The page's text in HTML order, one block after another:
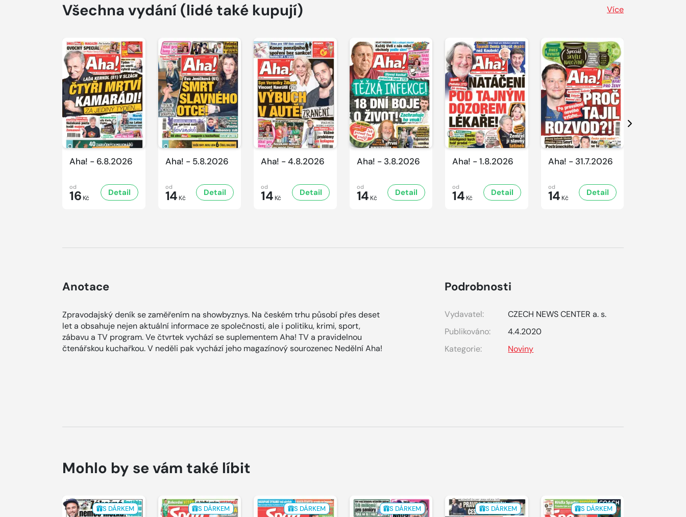
Všechna vydání (lidé také kupují) Více
Aha! - 6.8.2026
od
16 Kč
Detail
Aha! - 5.8.2026
od
14 Kč
Detail
Aha! - 4.8.2026
od
14 Kč
Detail
Aha! - 3.8.2026
od
14 Kč
Detail
Aha! - 1.8.2026
od
14 Kč
Detail
Aha! - 31.7.2026
od
14 Kč
Detail
Další
Anotace
Zpravodajský deník se zaměřením na showbyznys. Na českém trhu působí přes deset
let a obsahuje nejen aktuální informace ze společnosti, ale i politiku, krimi, sport,
zábavu a TV program. Ve čtvrtek vychází se suplementem Aha! TV a pravidelnou
čtenářskou kuchařkou. V neděli pak vychází jeho magazínový sourozenec Nedělní Aha!
Podrobnosti
Vydavatel:
CZECH NEWS CENTER a. s.
Publikováno:
4.4.2020
Kategorie:
Noviny
Mohlo by se vám také líbit
S DÁRKEM S DÁRKEM S DÁRKEM S DÁRKEM S DÁRKEM S DÁRKEM